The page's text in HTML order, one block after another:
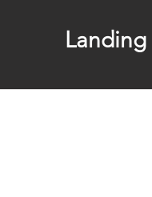
Landing